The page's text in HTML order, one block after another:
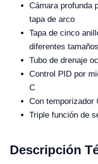
Cámara profunda
tapa de arco
Tapa de cinco
diferentes
Tubo de drenaje
Control PID por
C
Con temporizador
Triple función de
Descripción